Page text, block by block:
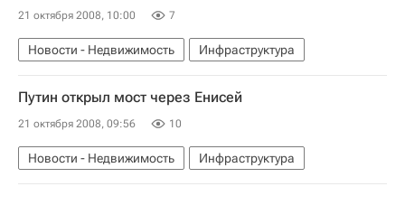
21 октября 2008, 10:00 7
Новости - Недвижимость Инфраструктура
Путин открыл мост через Енисей
21 октября 2008, 09:56 10
Новости - Недвижимость Инфраструктура